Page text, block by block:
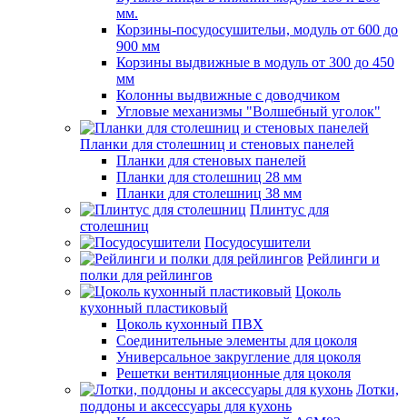
мм.
Корзины-посудосушительи, модуль от 600 до
900 мм
Корзины выдвижные в модуль от 300 до 450
мм
Колонны выдвижные с доводчиком
Угловые механизмы "Волшебный уголок"
Планки для столешниц и стеновых панелей
Планки для стеновых панелей
Планки для столешниц 28 мм
Планки для столешниц 38 мм
Плинтус для
столешниц
Посудосушители
Рейлинги и
полки для рейлингов
Цоколь
кухонный пластиковый
Цоколь кухонный ПВХ
Соединительные элементы для цоколя
Универсальное закругление для цоколя
Решетки вентиляционные для цоколя
Лотки,
поддоны и аксессуары для кухонь